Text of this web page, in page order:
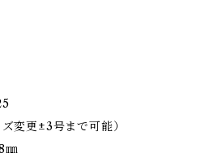
変更±3号まで可能）
㎜